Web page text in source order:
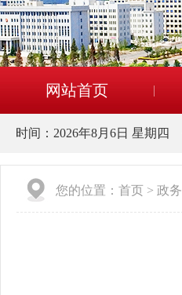
网站首页
时间： 2026年8月6日 星期四
您的位置： 首页 > 政